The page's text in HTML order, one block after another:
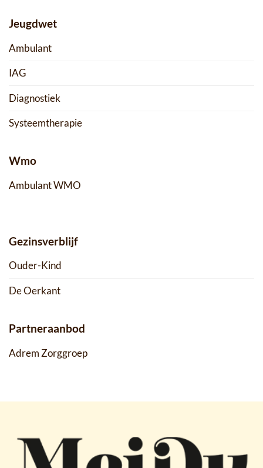
Jeugdwet
Ambulant
IAG
Diagnostiek
Systeemtherapie
Wmo
Ambulant WMO
Gezinsverblijf
Ouder-Kind
De Oerkant
Partneraanbod
Adrem Zorggroep